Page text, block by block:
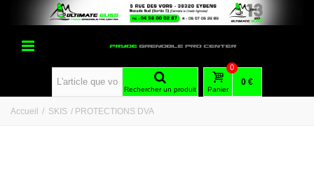
Rechercher un produit Panier
0
0 €
Accueil / SKIS / PROTECTIONS DVA